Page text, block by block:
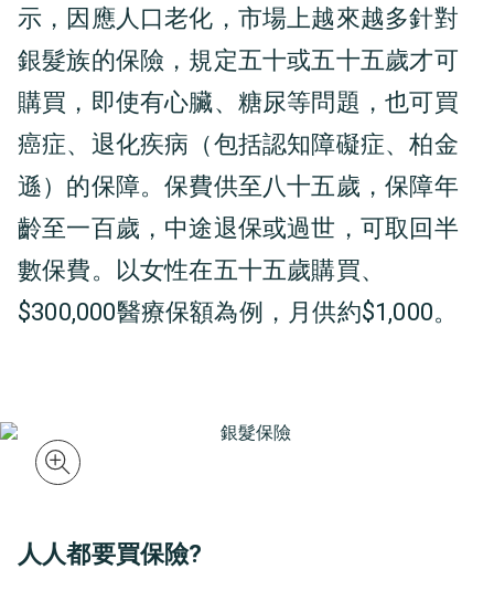
示，因應人口老化，市場上越來越多針對
銀髮族的保險，規定五十或五十五歲才可
購買，即使有心臟、糖尿等問題，也可買
癌症、退化疾病（包括認知障礙症、柏金
遜）的保障。保費供至八十五歲，保障年
齡至一百歲，中途退保或過世，可取回半
數保費。以女性在五十五歲購買、
$300,000醫療保額為例，月供約$1,000。
人人都要買保險?